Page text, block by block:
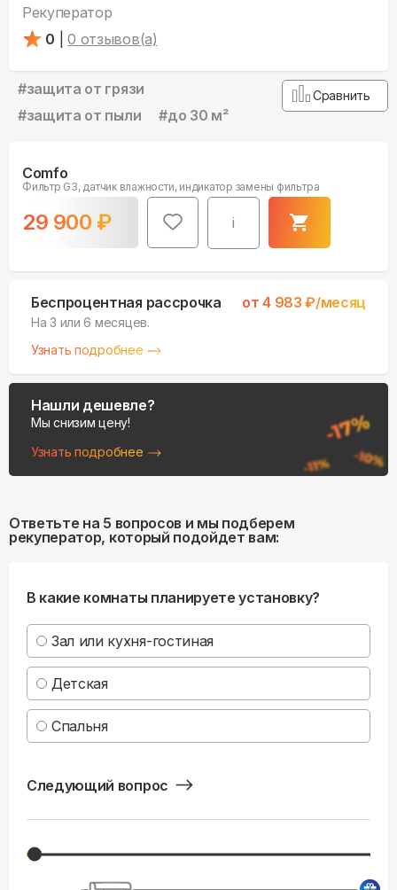
Рекуператор
0
0 отзывов(а)
#защита от грязи
#защита от пыли #до 30 м²
Сравнить
Comfo
Фильтр G3, датчик влажности, индикатор замены фильтра
29 900 ₽ i
Беспроцентная рассрочка от4 983 ₽/месяц
На 3 или 6 месяцев.
Узнать подробнее
Нашли дешевле?
Мы снизим цену!
Узнать подробнее
Ответьте на 5 вопросов и мы подберем
рекуператор, который подойдет вам:
В какие комнаты планируете установку?
Зал или кухня-гостиная
Детская
Спальня
Следующий вопрос